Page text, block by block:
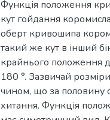
Функція положення
кут гойдання
оберт кривошипа
такий же кут в інший
крайнього положення
180 °. Зазвичай
чином, що за половину
хитання. Функція